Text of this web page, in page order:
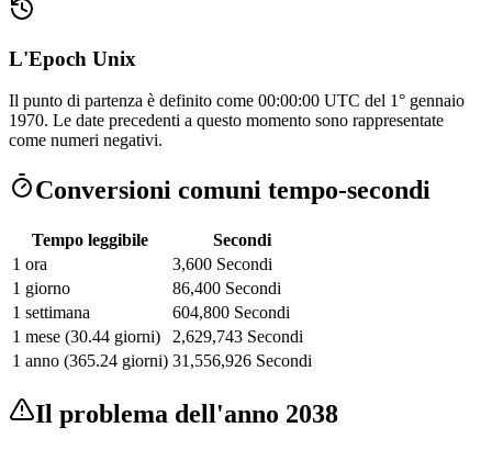
L'Epoch Unix
Il punto di partenza è definito come 00:00:00 UTC del 1° gennaio
1970. Le date precedenti a questo momento sono rappresentate
come numeri negativi.
Conversioni comuni tempo-secondi
Tempo leggibile
Secondi
1 ora
3,600 Secondi
1 giorno
86,400 Secondi
1 settimana
604,800 Secondi
1 mese (30.44 giorni)
2,629,743 Secondi
1 anno (365.24 giorni) 31,556,926 Secondi
Il problema dell'anno 2038